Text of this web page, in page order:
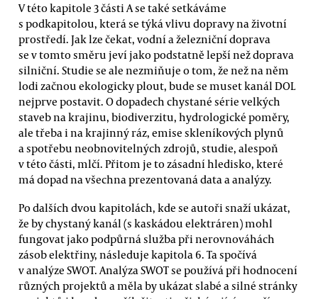
V této kapitole 3 části A se také setkáváme
s podkapitolou, která se týká vlivu dopravy na životní
prostředí. Jak lze čekat, vodní a železniční doprava
se v tomto směru jeví jako podstatně lepší než doprava
silniční. Studie se ale nezmiňuje o tom, že než na něm
lodi začnou ekologicky plout, bude se muset kanál DOL
nejprve postavit. O dopadech chystané série velkých
staveb na krajinu, biodiverzitu, hydrologické poměry,
ale třeba i na krajinný ráz, emise skleníkových plynů
a spotřebu neobnovitelných zdrojů, studie, alespoň
v této části, mlčí. Přitom je to zásadní hledisko, které
má dopad na všechna prezentovaná data a analýzy.
Po dalších dvou kapitolách, kde se autoři snaží ukázat,
že by chystaný kanál (s kaskádou elektráren) mohl
fungovat jako podpůrná služba při nerovnováhách
zásob elektřiny, následuje kapitola 6. Ta spočívá
v analýze SWOT. Analýza SWOT se používá při hodnocení
různých projektů a měla by ukázat slabé a silné stránky